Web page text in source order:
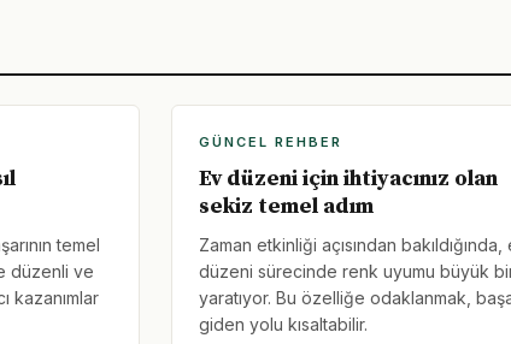
temel
düzenli ve
kazanımlar
GÜNCEL REHBER
Ev düzeni için ihtiyacınız olan
sekiz temel adım
Zaman etkinliği açısından bakıldığında,
düzeni sürecinde renk uyumu büyük
yaratıyor. Bu özelliğe odaklanmak,
giden yolu kısaltabilir.